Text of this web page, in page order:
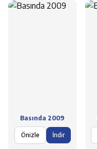
Basında 2009
Önizle İndir